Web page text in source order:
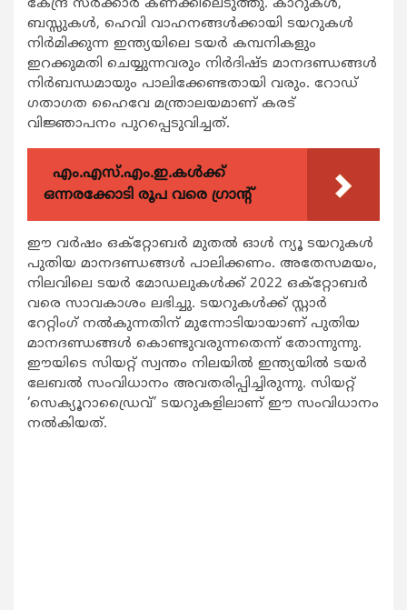
കേന്ദ്ര സര്‍ക്കാര്‍ കണക്കിലെടുത്തു. കാറുകള്‍,
ബസ്സുകള്‍, ഹെവി വാഹനങ്ങള്‍ക്കായി ടയറുകള്‍
നിര്‍മിക്കുന്ന ഇന്ത്യയിലെ ടയര്‍ കമ്പനികളും
ഇറക്കുമതി ചെയ്യുന്നവരും നിര്‍ദിഷ്ട മാനദണ്ഡങ്ങള്‍
നിര്‍ബന്ധമായും പാലിക്കേണ്ടതായി വരും. റോഡ്
ഗതാഗത ഹൈവേ മന്ത്രാലയമാണ് കരട്
വിജ്ഞാപനം പുറപ്പെടുവിച്ചത്.
എം.എസ്.എം.ഇ.കൾക്ക്
ഒന്നരക്കോടി രൂപ വരെ ഗ്രാന്റ്
ഈ വര്‍ഷം ഒക്‌റ്റോബര്‍ മുതല്‍ ഓള്‍ ന്യൂ ടയറുകള്‍
പുതിയ മാനദണ്ഡങ്ങള്‍ പാലിക്കണം. അതേസമയം,
നിലവിലെ ടയര്‍ മോഡലുകള്‍ക്ക് 2022 ഒക്‌റ്റോബര്‍
വരെ സാവകാശം ലഭിച്ചു. ടയറുകള്‍ക്ക് സ്റ്റാര്‍
റേറ്റിംഗ് നല്‍കുന്നതിന് മുന്നോടിയായാണ് പുതിയ
മാനദണ്ഡങ്ങള്‍ കൊണ്ടുവരുന്നതെന്ന് തോന്നുന്നു.
ഈയിടെ സിയറ്റ് സ്വന്തം നിലയില്‍ ഇന്ത്യയില്‍ ടയര്‍
ലേബല്‍ സംവിധാനം അവതരിപ്പിച്ചിരുന്നു. സിയറ്റ്
‘സെക്യൂറാഡ്രൈവ്’ ടയറുകളിലാണ് ഈ സംവിധാനം
നല്‍കിയത്.